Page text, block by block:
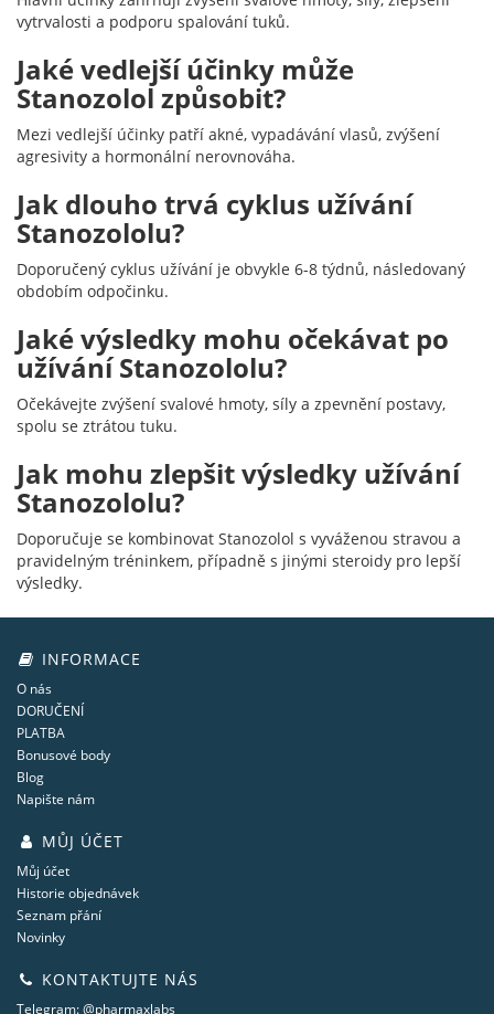
vytrvalosti a podporu spalování tuků.
Jaké vedlejší účinky může
Stanozolol způsobit?
Mezi vedlejší účinky patří akné, vypadávání vlasů, zvýšení
agresivity a hormonální nerovnováha.
Jak dlouho trvá cyklus užívání
Stanozololu?
Doporučený cyklus užívání je obvykle 6-8 týdnů, následovaný
obdobím odpočinku.
Jaké výsledky mohu očekávat po
užívání Stanozololu?
Očekávejte zvýšení svalové hmoty, síly a zpevnění postavy,
spolu se ztrátou tuku.
Jak mohu zlepšit výsledky užívání
Stanozololu?
Doporučuje se kombinovat Stanozolol s vyváženou stravou a
pravidelným tréninkem, případně s jinými steroidy pro lepší
výsledky.
INFORMACE
O nás
DORUČENÍ
PLATBA
Bonusové body
Blog
Napište nám
MŮJ ÚČET
Můj účet
Historie objednávek
Seznam přání
Novinky
KONTAKTUJTE NÁS
Telegram: @pharmaxlabs